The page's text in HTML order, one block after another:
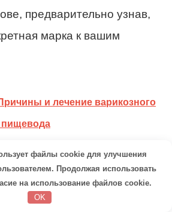
предварительно узнав,
марка к вашим
и лечение варикозного
пищевода
не нравятся
того что они липкие и
файлы cookie для улучшения
Продолжая использовать
на использование файлов cookie.
OK